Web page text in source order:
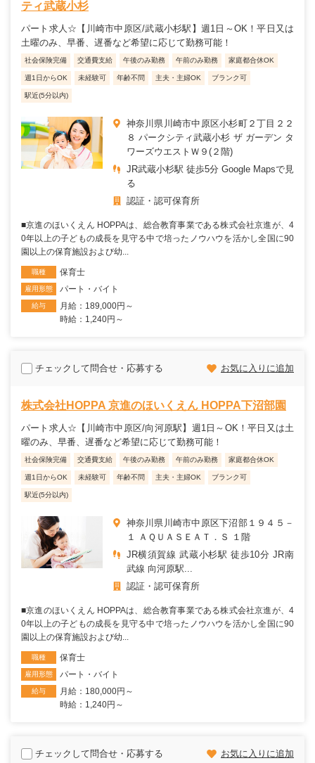
ティ武蔵小杉
パート求人☆【川崎市中原区/武蔵小杉駅】週1日～OK！平日又は
土曜のみ、早番、遅番など希望に応じて勤務可能！
社会保険完備 交通費支給 午後のみ勤務 午前のみ勤務 家庭都合休OK
週1日からOK 未経験可 年齢不問 主夫・主婦OK ブランク可
駅近(5分以内)
神奈川県川崎市中原区小杉町２丁目２２
８ パークシティ武蔵小杉 ザ ガーデン タ
ワーズウエストＷ９(２階)
JR武蔵小杉駅 徒歩5分 Google Mapsで見
る
認証・認可保育所
■京進のほいくえん HOPPAは、総合教育事業である株式会社京進が、4
0年以上の子どもの成長を見守る中で培ったノウハウを活かし全国に90
園以上の保育施設および幼...
職種 保育士
雇用形態 パート・バイト
給与
月給：189,000円～
時給：1,240円～
チェックして問合せ・応募する お気に入りに追加
株式会社HOPPA 京進のほいくえん HOPPA下沼部園
パート求人☆【川崎市中原区/向河原駅】週1日～OK！平日又は土
曜のみ、早番、遅番など希望に応じて勤務可能！
社会保険完備 交通費支給 午後のみ勤務 午前のみ勤務 家庭都合休OK
週1日からOK 未経験可 年齢不問 主夫・主婦OK ブランク可
駅近(5分以内)
神奈川県川崎市中原区下沼部１９４５－
１ ＡＱＵＡＳＥＡＴ．Ｓ １階
JR横須賀線 武蔵小杉駅 徒歩10分 JR南
武線 向河原駅...
認証・認可保育所
■京進のほいくえん HOPPAは、総合教育事業である株式会社京進が、4
0年以上の子どもの成長を見守る中で培ったノウハウを活かし全国に90
園以上の保育施設および幼...
職種 保育士
雇用形態 パート・バイト
給与
月給：180,000円～
時給：1,240円～
チェックして問合せ・応募する お気に入りに追加